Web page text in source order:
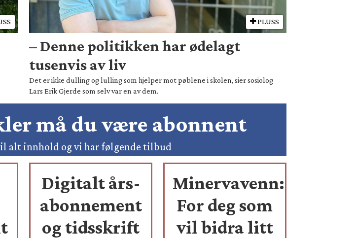
PLUSS
– Denne politikken har ødelagt
tusenvis av liv
Det er ikke dulling og lulling som hjelper mot pøblene i skolen, sier sosiolog
Lars Erik Gjerde som selv var en av dem.
må du være abonnent
alt innhold og vi har følgende tilbud
Digitalt års-
abonnement
og tidsskrift
Minervavenn:
For deg som
vil bidra litt